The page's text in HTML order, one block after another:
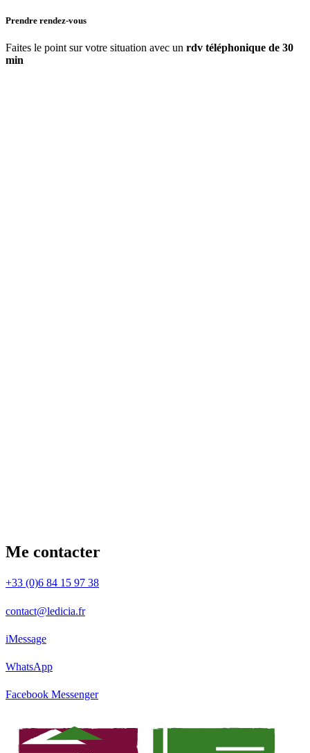
Prendre rendez-vous
Faites le point sur votre situation avec un rdv téléphonique de 30
min
Me contacter
+33 (0)6 84 15 97 38
contact@ledicia.fr
iMessage
WhatsApp
Facebook Messenger